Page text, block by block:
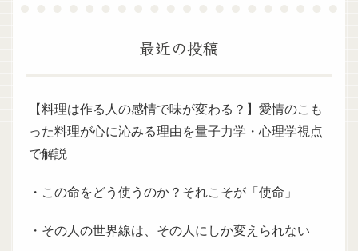
最近の投稿
【料理は作る人の感情で味が変わる？】愛情のこも
った料理が心に沁みる理由を量子力学・心理学視点
で解説
・この命をどう使うのか？それこそが「使命」
・その人の世界線は、その人にしか変えられない